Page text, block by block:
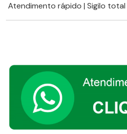
Atendimento rápido | Sigilo